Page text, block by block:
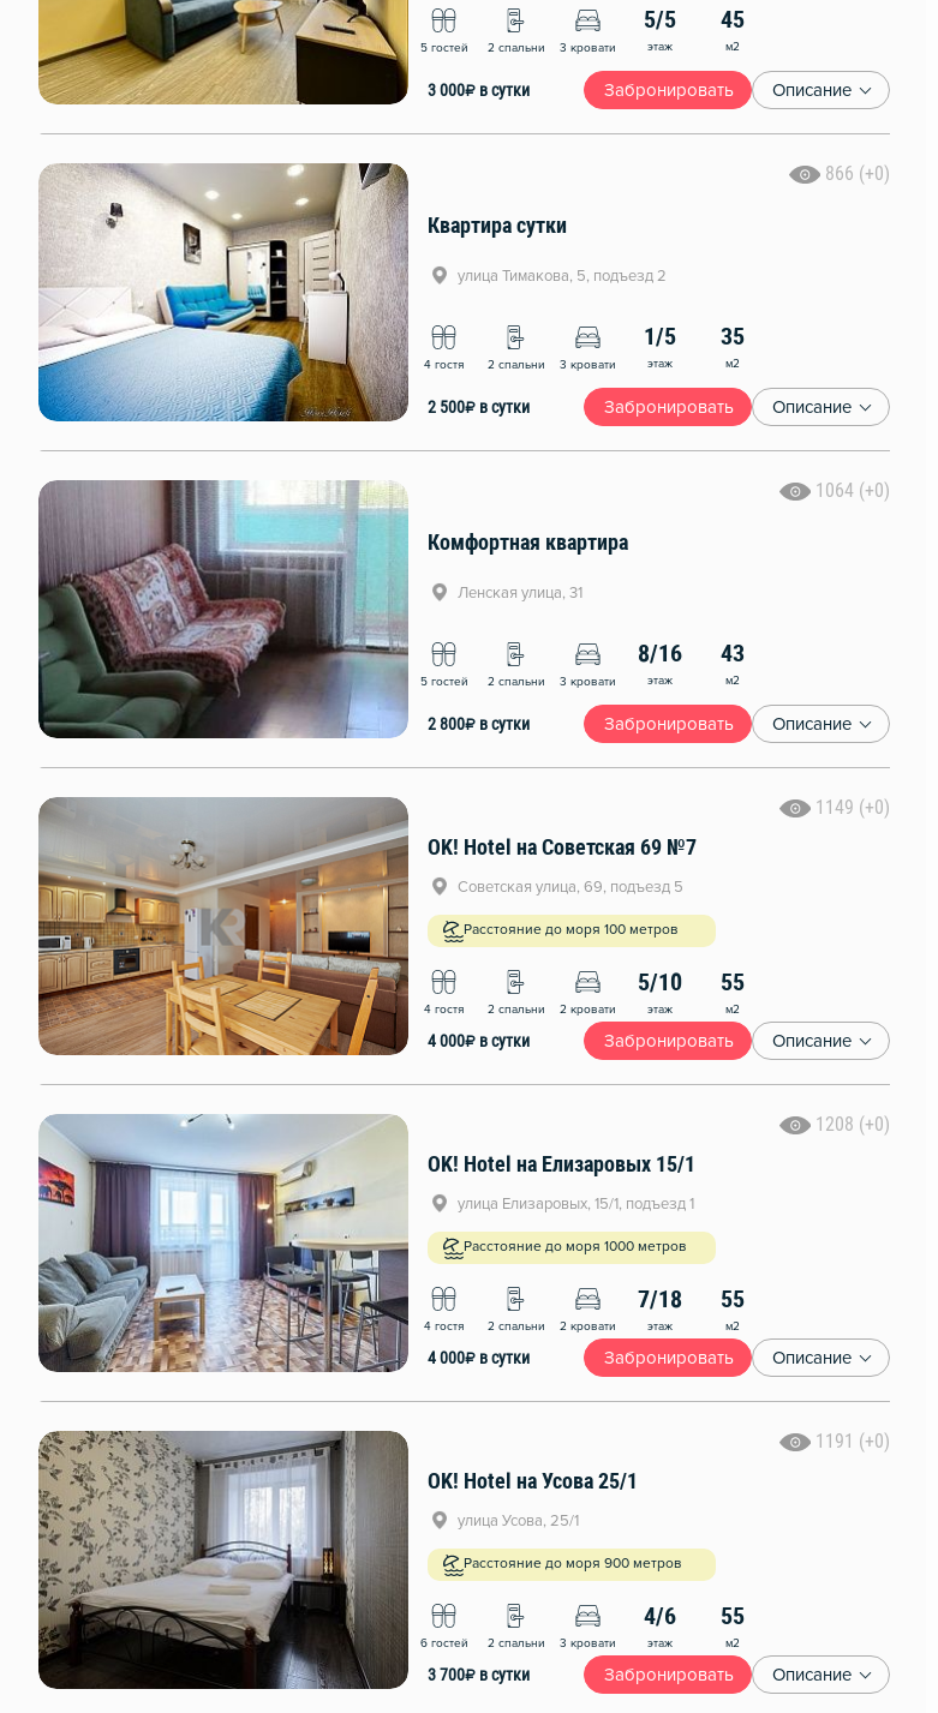
5 гостей 2 спальни 3 кровати
5/5
этаж
45
м2
3 000₽ в сутки Забронировать Описание
866 (+0)
Квартира сутки
улица Тимакова, 5, подъезд 2
4 гостя 2 спальни 3 кровати
1/5
этаж
35
м2
2 500₽ в сутки Забронировать Описание
1064 (+0)
Комфортная квартира
Ленская улица, 31
5 гостей 2 спальни 3 кровати
8/16
этаж
43
м2
2 800₽ в сутки Забронировать Описание
1149 (+0)
OK! Hotel на Советская 69 №7
Советская улица, 69, подъезд 5
Расстояние до моря 100 метров
4 гостя 2 спальни 2 кровати
5/10
этаж
55
м2
4 000₽ в сутки Забронировать Описание
1208 (+0)
OK! Hotel на Елизаровых 15/1
улица Елизаровых, 15/1, подъезд 1
Расстояние до моря 1000 метров
4 гостя 2 спальни 2 кровати
7/18
этаж
55
м2
4 000₽ в сутки Забронировать Описание
1191 (+0)
OK! Hotel на Усова 25/1
улица Усова, 25/1
Расстояние до моря 900 метров
6 гостей 2 спальни 3 кровати
4/6
этаж
55
м2
3 700₽ в сутки Забронировать Описание